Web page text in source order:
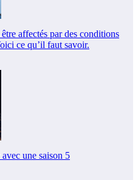
affectés par des conditions
ce qu’il faut savoir.
une saison 5